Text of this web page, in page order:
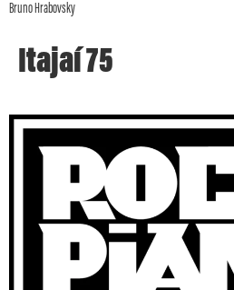
Bruno Hrabovsky
Itajaí 75